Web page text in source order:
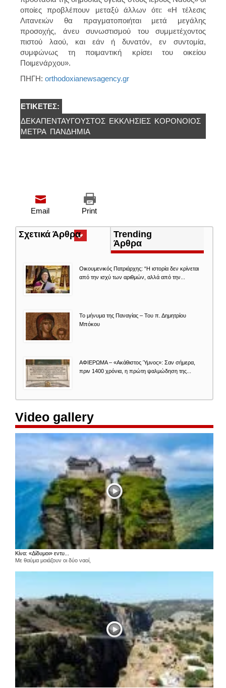
οποίες προβλέπουν μεταξύ άλλων ότι: «Η τέλεσις
Λιτανειών θα πραγματοποιήται μετά μεγάλης
προσοχής, άνευ συνωστισμού του συμμετέχοντος
πιστού λαού, και εάν ή δυνατόν, εν συντομία,
συμφώνως τη ποιμαντική κρίσει του οικείου
Ποιμενάρχου».
ΠΗΓΗ: orthodoxianewsagency.gr
ΕΤΙΚΈΤΕΣ:
ΔΕΚΑΠΕΝΤΑΎΓΟΥΣΤΟΣ ΕΚΚΛΗΣΊΕΣ ΚΟΡΟΝΟΙΟΣ
ΜΈΤΡΑ ΠΑΝΔΗΜΊΑ
Print
Email
Σχετικά Άρθρα(ενεργή
καρτέλα)
Trending
Άρθρα
Οικουμενικός Πατριάρχης: “Η ιστορία δεν κρίνεται
από την ισχύ των αριθμών, αλλά από την...
Το μήνυμα της Παναγίας – Του π. Δημητρίου
Μπόκου
ΑΦΙΕΡΩΜΑ – «Ακάθιστος Ύμνος»: Σαν σήμερα,
πριν 1400 χρόνια, η πρώτη ψαλμώδηση της...
Video gallery
Κίνα: «Δίδυμοι» εντυ...
Με θαύμα μοιάζουν οι δύο ναοί,